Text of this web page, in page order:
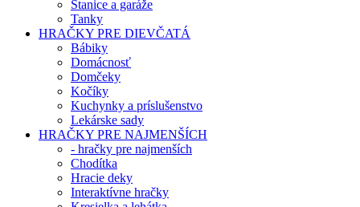
Stanice a garáže
Tanky
HRAČKY PRE DIEVČATÁ
Bábiky
Domácnosť
Domčeky
Kočíky
Kuchynky a príslušenstvo
Lekárske sady
HRAČKY PRE NAJMENŠÍCH
- hračky pre najmenších
Chodítka
Hracie deky
Interaktívne hračky